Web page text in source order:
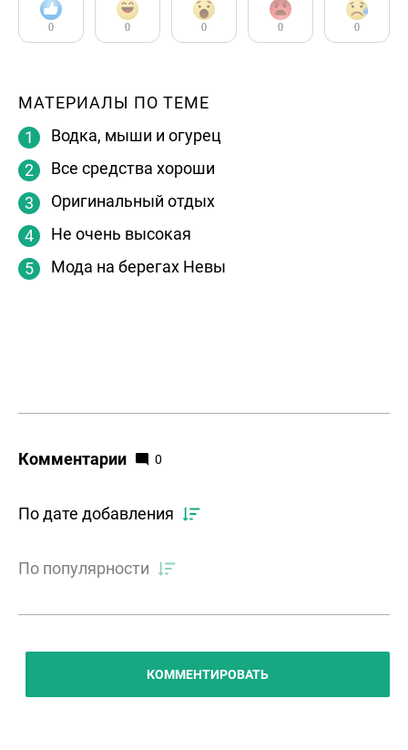
0 0 0 0 0
МАТЕРИАЛЫ ПО ТЕМЕ
Водка, мыши и огурец
Все средства хороши
Оригинальный отдых
Не очень высокая
Мода на берегах Невы
Комментарии 0
По дате добавления
По популярности
КОММЕНТИРОВАТЬ